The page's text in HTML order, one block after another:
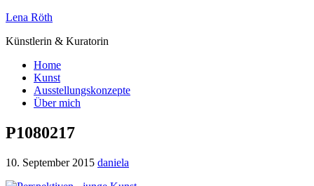
Lena Röth
Künstlerin & Kuratorin
Home
Kunst
Ausstellungskonzepte
Über mich
P1080217
10. September 2015 daniela